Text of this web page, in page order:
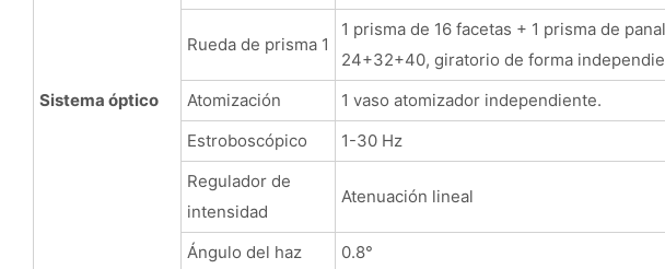
Sistema óptico
Rueda de prisma 1
1 prisma de 16 facetas + 1 prisma de
24+32+40, giratorio de forma
Atomización
1 vaso atomizador independiente.
Estroboscópico
1-30 Hz
Regulador de
intensidad
Atenuación lineal
Ángulo del haz 0.8°